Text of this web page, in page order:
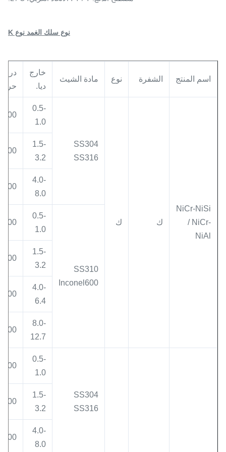
نوع سلك الغمد نوع K
اسم المنتج الشفرة نوع مادة الشيث
خارج
ديا.
درجة
NiCr-NiSi
/ NiCr-
NiAl
ك ك
SS304
SS316
0.5-
1.0
400
1.5-
3.2
600
4.0-
8.0
800
SS310
Inconel600
0.5-
1.0
500
1.5-
3.2
800
4.0-
6.4
900
8.0-
12.7
SS304
SS316
0.5-
1.0
400
1.5-
3.2
600
4.0-
8.0
800